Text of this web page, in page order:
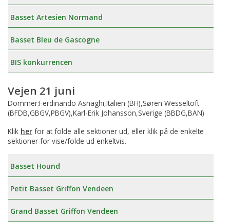
Basset Artesien Normand
Basset Bleu de Gascogne
BIS konkurrencen
Vejen 21 juni
Dommer:Ferdinando Asnaghi,Italien (BH),Søren Wesseltoft
(BFDB,GBGV,PBGV),Karl-Erik Johansson,Sverige (BBDG,BAN)
Klik her for at folde alle sektioner ud, eller klik på de enkelte
sektioner for vise/folde ud enkeltvis.
Basset Hound
Petit Basset Griffon Vendeen
Grand Basset Griffon Vendeen